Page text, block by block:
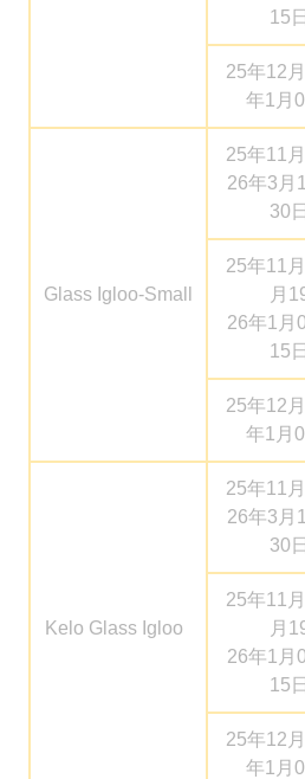
15日
25年12
年1月
Glass Igloo-Small
25年11
26年3月
30日
25年11
月
26年1月
15日
25年12
年1月
Kelo Glass Igloo
25年11
26年3月
30日
25年11
月
26年1月
15日
25年12
年1月